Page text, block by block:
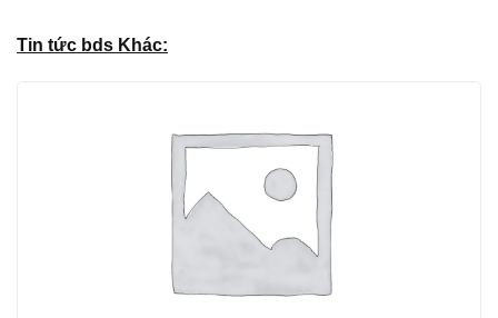
Tin tức bds Khác: